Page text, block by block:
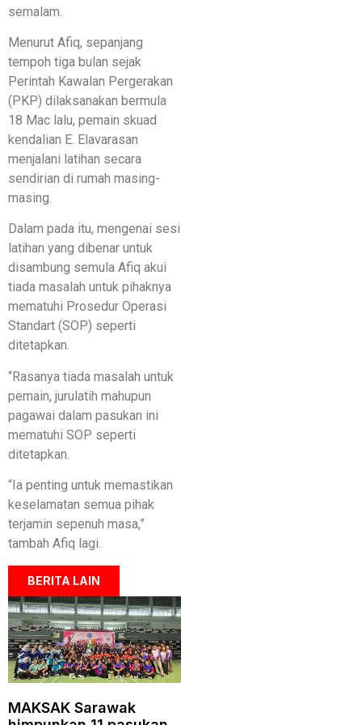
semalam.
Menurut Afiq, sepanjang
tempoh tiga bulan sejak
Perintah Kawalan Pergerakan
(PKP) dilaksanakan bermula
18 Mac lalu, pemain skuad
kendalian E. Elavarasan
menjalani latihan secara
sendirian di rumah masing-
masing.
Dalam pada itu, mengenai sesi
latihan yang dibenar untuk
disambung semula Afiq akui
tiada masalah untuk pihaknya
mematuhi Prosedur Operasi
Standart (SOP) seperti
ditetapkan.
“Rasanya tiada masalah untuk
pemain, jurulatih mahupun
pagawai dalam pasukan ini
mematuhi SOP seperti
ditetapkan.
“Ia penting untuk memastikan
keselamatan semua pihak
terjamin sepenuh masa,”
tambah Afiq lagi.
BERITA LAIN
MAKSAK Sarawak